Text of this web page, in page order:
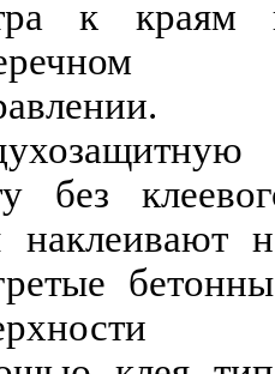
к краям
без
наклеивают